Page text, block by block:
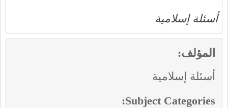
أسئلة إسلامية
المؤلف:
أسئلة إسلامية
Subject Categories: